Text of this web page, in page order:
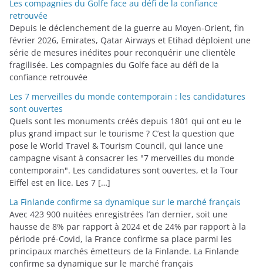
r
i
e
s
Les compagnies du Golfe face au défi de la confiance
retrouvée
Depuis le déclenchement de la guerre au Moyen-Orient, fin
février 2026, Emirates, Qatar Airways et Etihad déploient une
série de mesures inédites pour reconquérir une clientèle
fragilisée. Les compagnies du Golfe face au défi de la
confiance retrouvée
Les 7 merveilles du monde contemporain : les candidatures
sont ouvertes
Quels sont les monuments créés depuis 1801 qui ont eu le
plus grand impact sur le tourisme ? C’est la question que
pose le World Travel & Tourism Council, qui lance une
campagne visant à consacrer les "7 merveilles du monde
contemporain". Les candidatures sont ouvertes, et la Tour
Eiffel est en lice. Les 7 […]
La Finlande confirme sa dynamique sur le marché français
Avec 423 900 nuitées enregistrées l’an dernier, soit une
hausse de 8% par rapport à 2024 et de 24% par rapport à la
période pré-Covid, la France confirme sa place parmi les
principaux marchés émetteurs de la Finlande. La Finlande
confirme sa dynamique sur le marché français